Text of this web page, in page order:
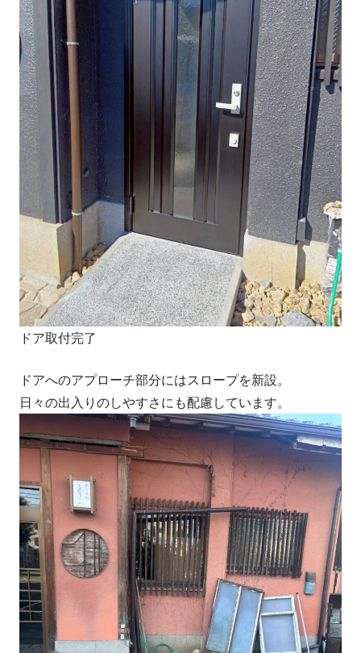
ドア取付完了
ドアへのアプローチ部分にはスロープを新設。
日々の出入りのしやすさにも配慮しています。